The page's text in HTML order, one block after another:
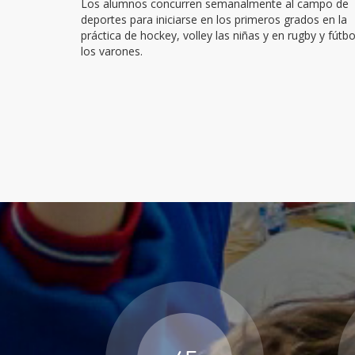
Los alumnos concurren semanalmente al campo de
deportes para iniciarse en los primeros grados en la
práctica de hockey, volley las niñas y en rugby y
los varones.